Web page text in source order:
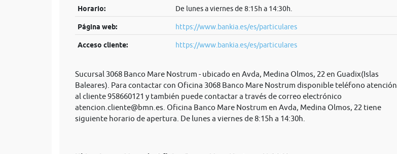
Horario: De lunes a viernes de 8:15h a 14:30h.
Página web: https://www.bankia.es/es/particulares
Acceso cliente: https://www.bankia.es/es/particulares
Sucursal 3068 Banco Mare Nostrum - ubicado en Avda, Medina Olmos, 22 en Guadix(Islas
Baleares). Para contactar con Oficina 3068 Banco Mare Nostrum disponible teléfono atención
al cliente 958660121 y también puede contactar a través de correo electrónico
atencion.cliente@bmn.es . Oficina Banco Mare Nostrum en Avda, Medina Olmos, 22 tiene
siguiente horario de apertura. De lunes a viernes de 8:15h a 14:30h.